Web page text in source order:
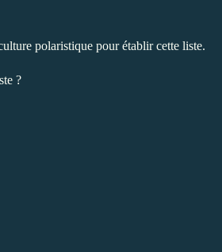
polaristique pour établir cette liste.
?